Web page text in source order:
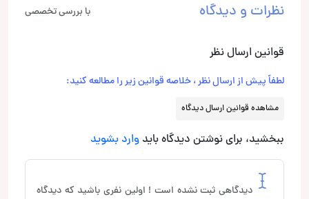
نظرات و دیدگاه با بررسی تخصصی
قوانین ارسال نظر
لطفاً پیش از ارسال نظر ، خلاصه قوانین زیر را مطالعه کنید:
مشاهده قوانین ارسال دیدگاه
ببخشید، برای نوشتن دیدگاه باید وارد بشوید
دیدگاهی ثبت نشده است ! اولین نفری باشید که دیدگاه